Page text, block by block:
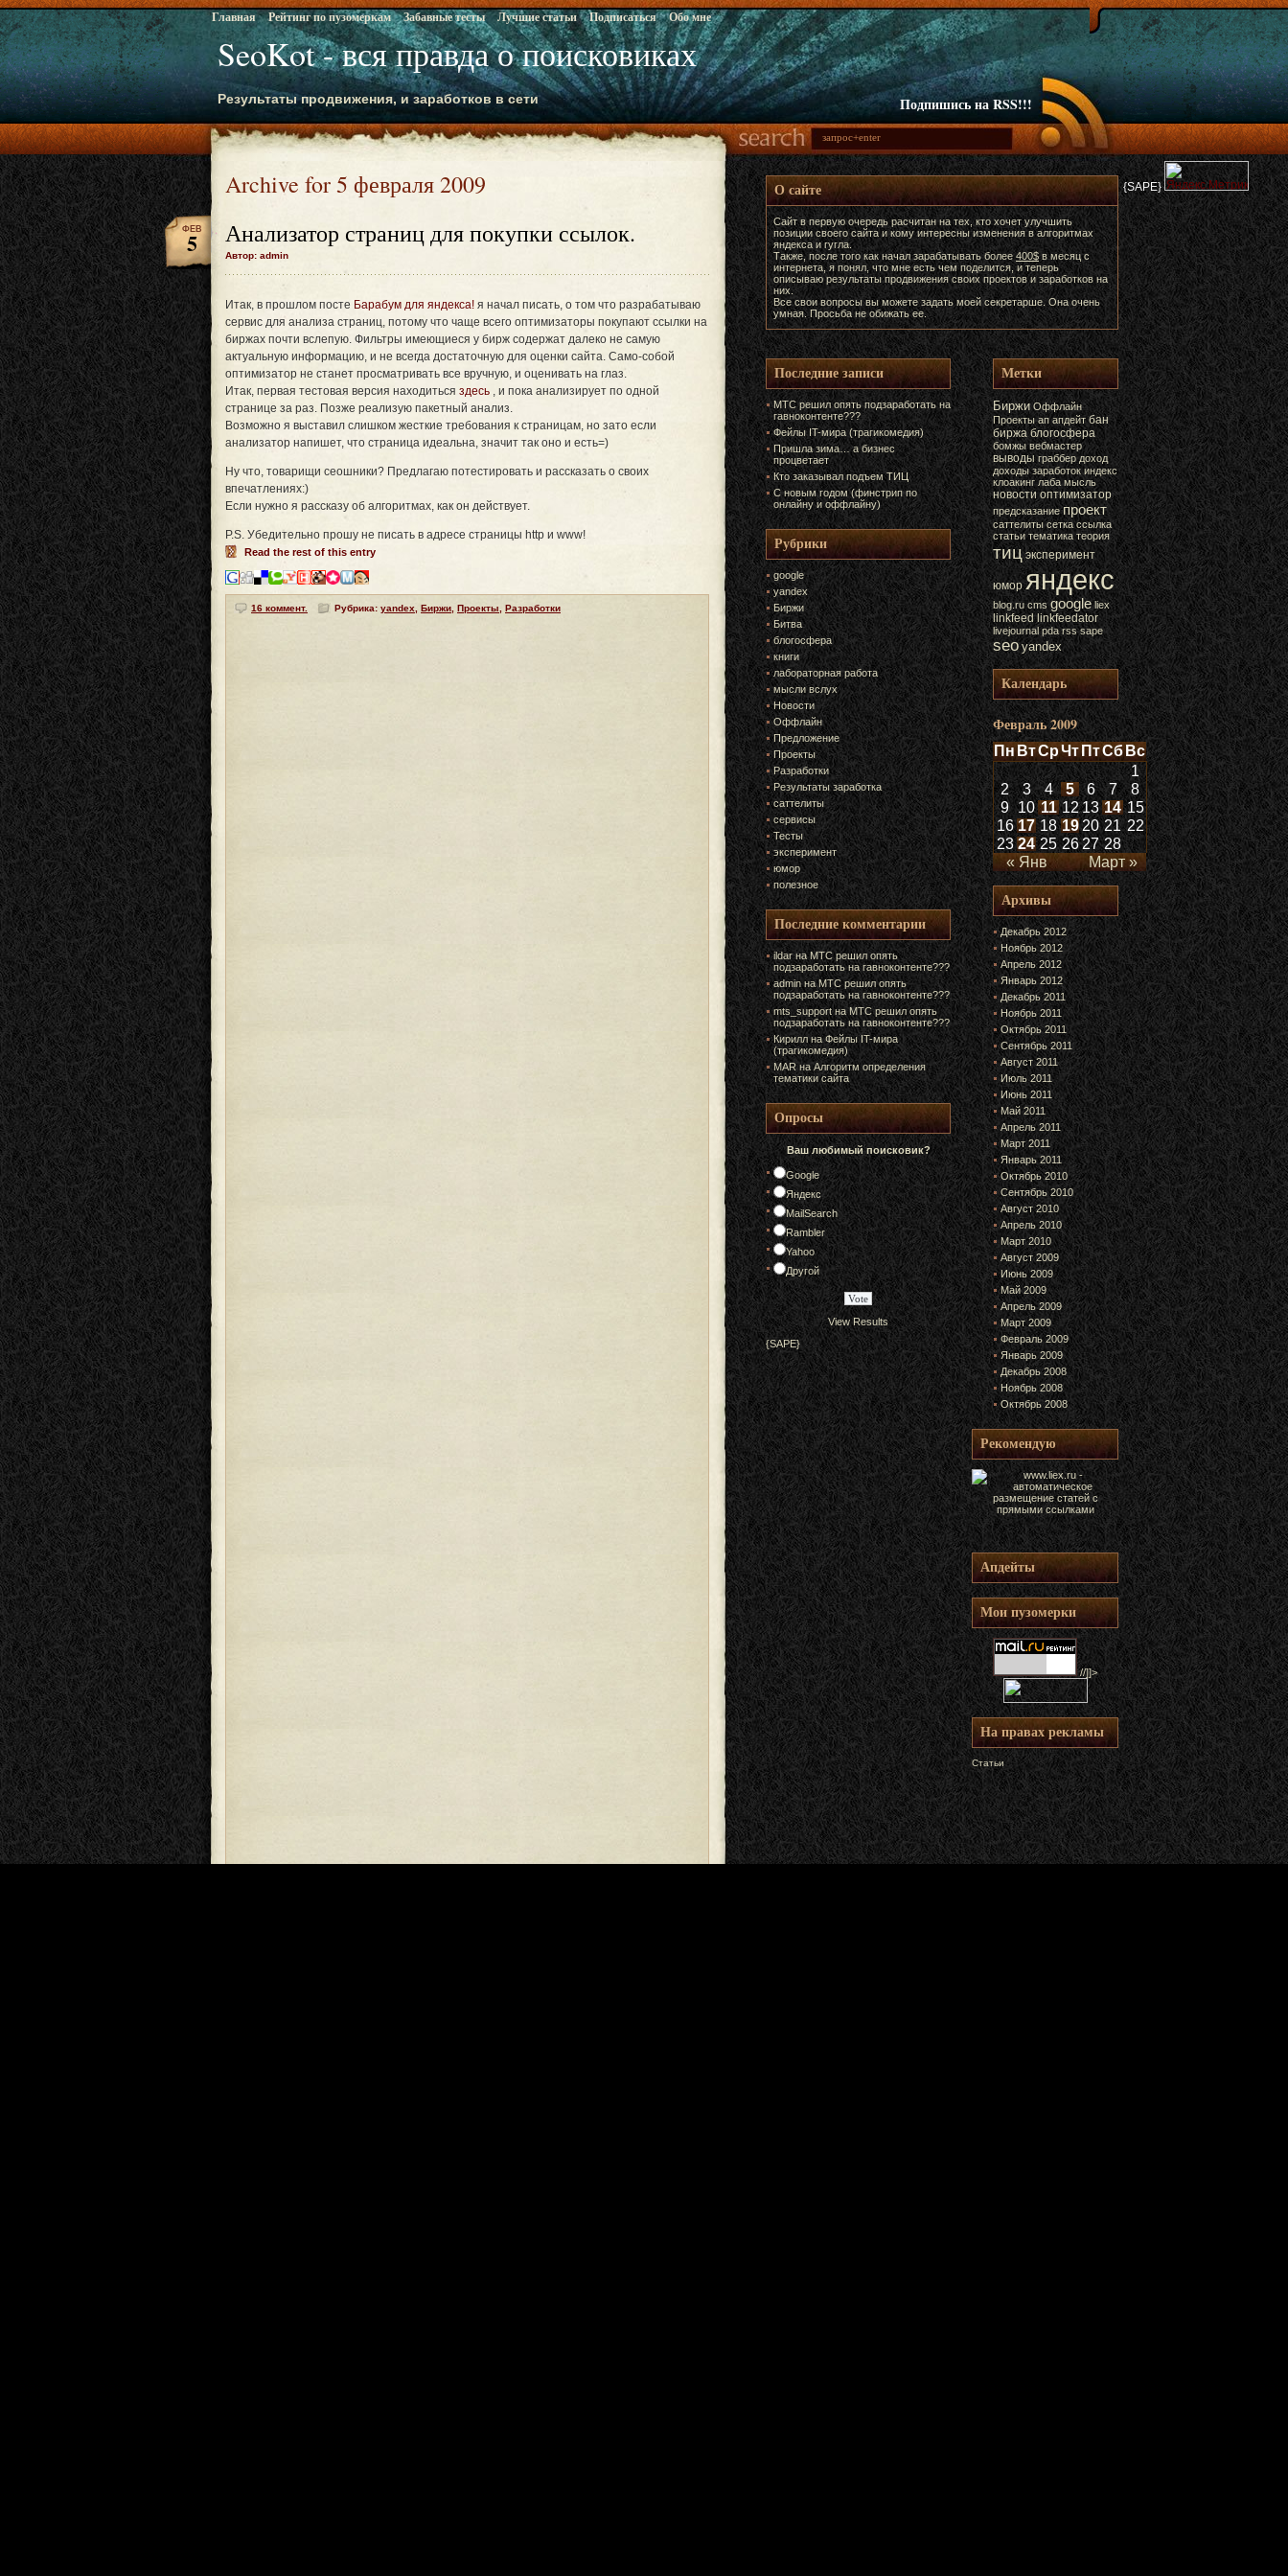
SeoKot - вся правда о поисковиках
Результаты продвижения, и заработков в сети
Главная Рейтинг по пузомеркам Забавные тесты Лучшие статьи Подписаться Обо мне
Подпишись на RSS!!!
Archive for 5 февраля 2009
Анализатор страниц для покупки ссылок.
Автор: admin
ФЕВ
5
Итак, в прошлом посте Барабум для яндекса! я начал писать, о том что разрабатываю
сервис для анализа страниц, потому что чаще всего оптимизаторы покупают ссылки на
биржах почти вслепую. Фильтры имеющиеся у бирж содержат далеко не самую
актуальную информацию, и не всегда достаточную для оценки сайта. Само-собой
оптимизатор не станет просматривать все вручную, и оценивать на глаз.
Итак, первая тестовая версия находиться здесь , и пока анализирует по одной
странице за раз. Позже реализую пакетный анализ.
Возможно я выставил слишком жесткие требования к страницам, но зато если
анализатор напишет, что страница идеальна, значит так оно и есть=)
Ну что, товарищи сеошники? Предлагаю потестировать и рассказать о своих
впечатлениях:)
Если нужно я рассказу об алгоритмах, как он действует.
P.S. Убедительно прошу не писать в адресе страницы http и www!
Read the rest of this entry
16 коммент. Рубрика: yandex Биржи Проекты Разработки
О сайте
Сайт в первую очередь расчитан на тех, кто хочет улучшить
позиции своего сайта и кому интересны изменения в алгоритмах
яндекса и гугла.
Также, после того как начал зарабатывать более400$ в месяц с
интернета, я понял, что мне есть чем поделится, и теперь
описываю результаты продвижения своих проектов и заработков на
них.
Все свои вопросы вы можете задать моей секретарше. Она очень
умная. Просьба не обижать ее.
Последние записи
МТС решил опять подзаработать на
гавноконтенте???
Фейлы IT-мира (трагикомедия)
Пришла зима… а бизнес
процветает
Кто заказывал подъем ТИЦ
С новым годом (финстрип по
онлайну и оффлайну)
Рубрики
google
yandex
Биржи
Битва
блогосфера
книги
лабораторная работа
мысли вслух
Новости
Оффлайн
Предложение
Проекты
Разработки
Результаты заработка
саттелиты
сервисы
Тесты
эксперимент
юмор
полезное
Последние комментарии
ildar наМТС решил опять
подзаработать на гавноконтенте???
admin наМТС решил опять
подзаработать на гавноконтенте???
mts_support на МТС решил опять
подзаработать на гавноконтенте???
Кирилл наФейлы IT-мира
(трагикомедия)
MAR наАлгоритм определения
тематики сайта
Опросы
Ваш любимый поисковик?
Google
Яндекс
MailSearch
Rambler
Yahoo
Другой
View Results
{SAPE}
Метки
Биржи Оффлайн
Проекты ап апдейт бан
биржа блогосфера
бомжы вебмастер
выводы граббер доход
доходы заработок индекс
клоакинг лаба мысль
новости оптимизатор
предсказание проект
саттелиты сетка ссылка
статьи тематика теория
тиц эксперимент
юмор яндекс
blog.ru cms google liex
linkfeed linkfeedator
livejournal pda rss sape
seo yandex
Календарь
Февраль 2009
ПнВтСрЧтПтСбВс
« Янв Март »
1
2
3 4 5 6 7
8
9 10 11 12 13 14 15
16 17 18 19 20 21 22
23 24 25 26 27 28
Архивы
Декабрь 2012
Ноябрь 2012
Апрель 2012
Январь 2012
Декабрь 2011
Ноябрь 2011
Октябрь 2011
Сентябрь 2011
Август 2011
Июль 2011
Июнь 2011
Май 2011
Апрель 2011
Март 2011
Январь 2011
Октябрь 2010
Сентябрь 2010
Август 2010
Апрель 2010
Март 2010
Август 2009
Июнь 2009
Май 2009
Апрель 2009
Март 2009
Февраль 2009
Январь 2009
Декабрь 2008
Ноябрь 2008
Октябрь 2008
Рекомендую
Апдейты
Мои пузомерки
//]]>
На правах рекламы
Статьи
{SAPE}